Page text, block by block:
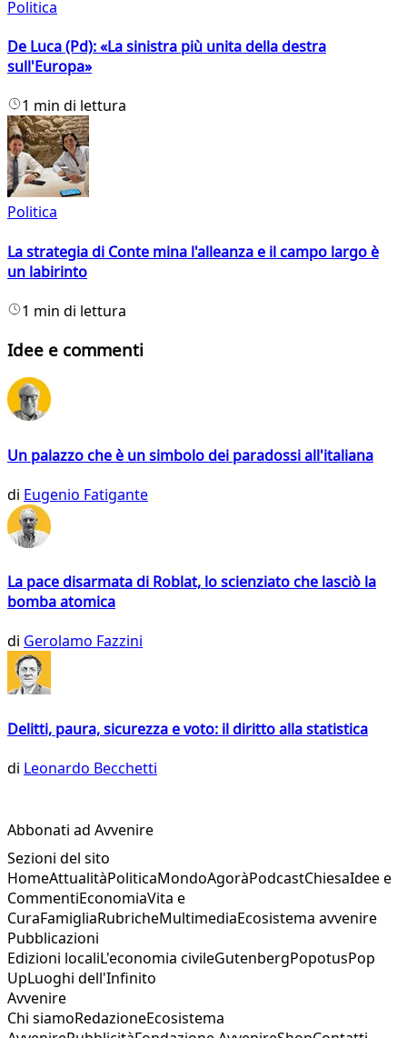
Politica
De Luca (Pd): «La sinistra più unita della destra
sull'Europa»
1 min di lettura
Politica
La strategia di Conte mina l'alleanza e il campo largo è
un labirinto
1 min di lettura
Idee e commenti
Un palazzo che è un simbolo dei paradossi all'italiana
di Eugenio Fatigante
La pace disarmata di Roblat, lo scienziato che lasciò la
bomba atomica
di Gerolamo Fazzini
Delitti, paura, sicurezza e voto: il diritto alla statistica
di Leonardo Becchetti
Abbonati ad Avvenire
Sezioni del sito
HomeAttualitàPoliticaMondoAgoràPodcastChiesaIdee e
CommentiEconomiaVita e
CuraFamigliaRubricheMultimediaEcosistema avvenire
Pubblicazioni
Edizioni localiL'economia civileGutenbergPopotusPop
UpLuoghi dell'Infinito
Avvenire
Chi siamoRedazioneEcosistema